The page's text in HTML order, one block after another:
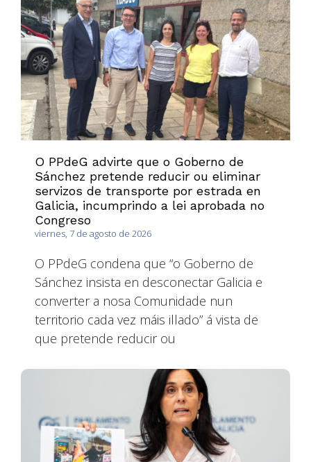
O PPdeG advirte que o Goberno de
Sánchez pretende reducir ou eliminar
servizos de transporte por estrada en
Galicia, incumprindo a lei aprobada no
Congreso
viernes, 7 de agosto de 2026
O PPdeG condena que “o Goberno de
Sánchez insista en desconectar Galicia e
converter a nosa Comunidade nun
territorio cada vez máis illado” á vista de
que pretende reducir ou